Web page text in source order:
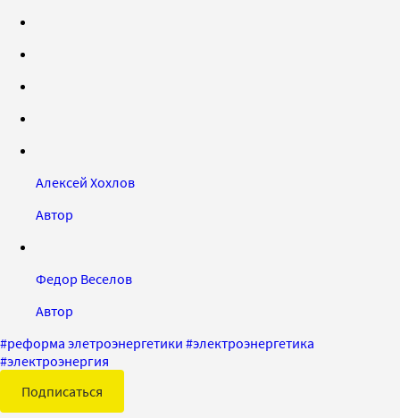
Алексей Хохлов
Автор
Федор Веселов
Автор
#реформа элетроэнергетики #электроэнергетика
#электроэнергия
Подписаться